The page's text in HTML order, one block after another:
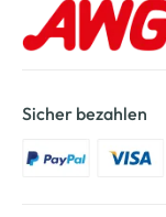
Sicher bezahlen